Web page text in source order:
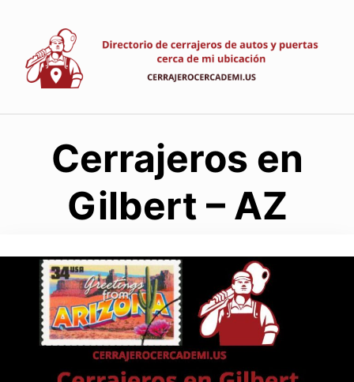
contenido
Cerrajeros en
Gilbert – AZ